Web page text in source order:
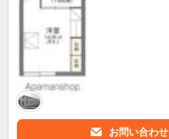
お問い合わせ